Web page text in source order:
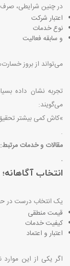
در چنین شرایطی، صرف
اعتبار شرکت
نوع خدمات
و سابقه فعالیت
می‌تواند از بروز
تجربه نشان داده
می‌گویند:
«کاش کمی بیشتر
.
مقالات و خدمات
.
انتخاب
یک انتخاب درست در
قیمت منطقی
کیفیت خدمات
اعتبار و اعتماد
اگر یکی از این موارد